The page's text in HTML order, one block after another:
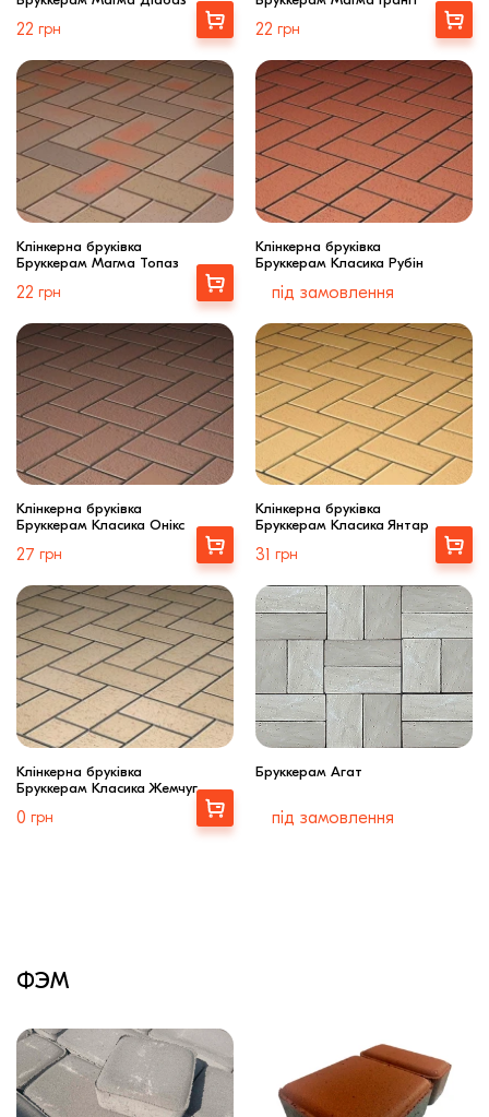
22 грн
Купити
22 грн
Купити
Клінкерна бруківка
Бруккерам Магма Топаз
22 грн
Купити
Клінкерна бруківка
Бруккерам Класика Рубін
під замовлення
Клінкерна бруківка
Бруккерам Класика Онікс
27 грн
Купити
Клінкерна бруківка
Бруккерам Класика Янтар
31 грн
Купити
Клінкерна бруківка
Бруккерам Класика Жемчуг
0 грн
Купити
Бруккерам Агат
під замовлення
ФЭМ